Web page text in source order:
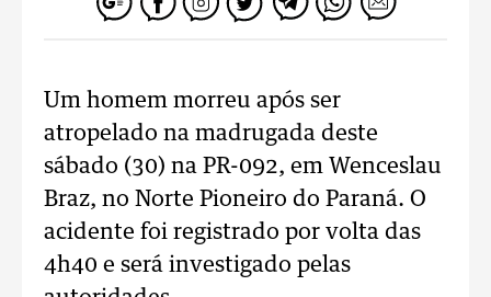
Um homem morreu após ser
atropelado na madrugada deste
sábado (30) na PR-092, em Wenceslau
Braz, no Norte Pioneiro do Paraná. O
acidente foi registrado por volta das
4h40 e será investigado pelas